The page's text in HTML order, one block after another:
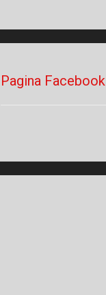
Pagina Facebook